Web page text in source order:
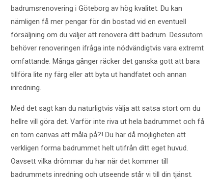
badrumsrenovering i Göteborg av hög kvalitet. Du kan
nämligen få mer pengar för din bostad vid en eventuell
försäljning om du väljer att renovera ditt badrum. Dessutom
behöver renoveringen ifråga inte nödvändigtvis vara extremt
omfattande. Många gånger räcker det ganska gott att bara
tillföra lite ny färg eller att byta ut handfatet och annan
inredning.
Med det sagt kan du naturligtvis välja att satsa stort om du
hellre vill göra det. Varför inte riva ut hela badrummet och få
en tom canvas att måla på?! Du har då möjligheten att
verkligen forma badrummet helt utifrån ditt eget huvud.
Oavsett vilka drömmar du har när det kommer till
badrummets inredning och utseende står vi till din tjänst.